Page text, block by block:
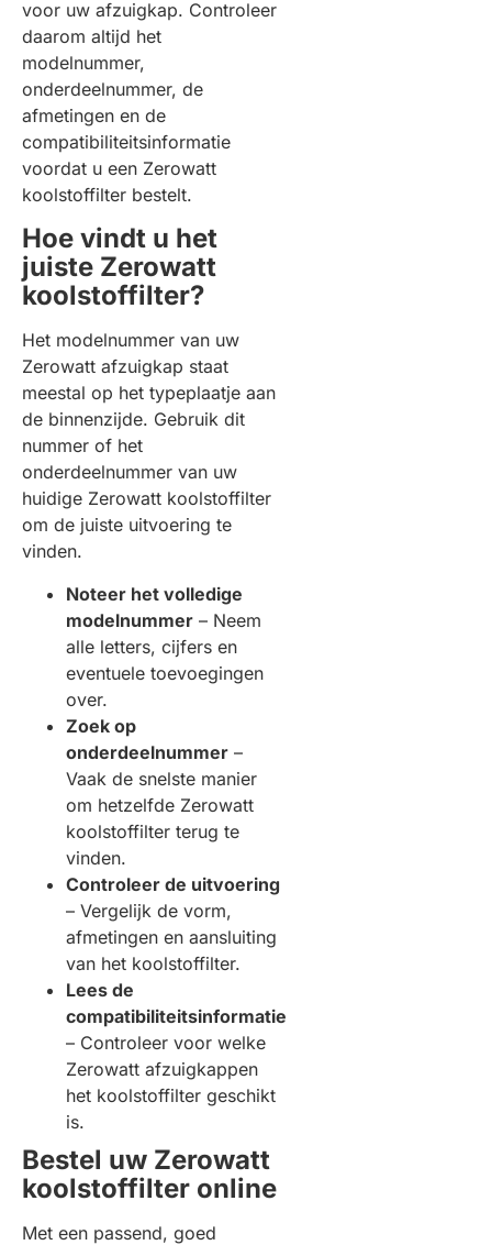
voor uw afzuigkap. Controleer
daarom altijd het
modelnummer,
onderdeelnummer, de
afmetingen en de
compatibiliteitsinformatie
voordat u een Zerowatt
koolstoffilter bestelt.
Hoe vindt u het
juiste Zerowatt
koolstoffilter?
Het modelnummer van uw
Zerowatt afzuigkap staat
meestal op het typeplaatje aan
de binnenzijde. Gebruik dit
nummer of het
onderdeelnummer van uw
huidige Zerowatt koolstoffilter
om de juiste uitvoering te
vinden.
Noteer het volledige
modelnummer – Neem
alle letters, cijfers en
eventuele toevoegingen
over.
Zoek op
onderdeelnummer –
Vaak de snelste manier
om hetzelfde Zerowatt
koolstoffilter terug te
vinden.
Controleer de uitvoering
– Vergelijk de vorm,
afmetingen en aansluiting
van het koolstoffilter.
Lees de
compatibiliteitsinformatie
– Controleer voor welke
Zerowatt afzuigkappen
het koolstoffilter geschikt
is.
Bestel uw Zerowatt
koolstoffilter online
Met een passend, goed